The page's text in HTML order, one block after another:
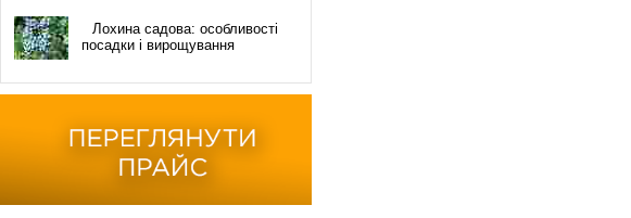
Лохина садова: особливості
посадки і вирощування